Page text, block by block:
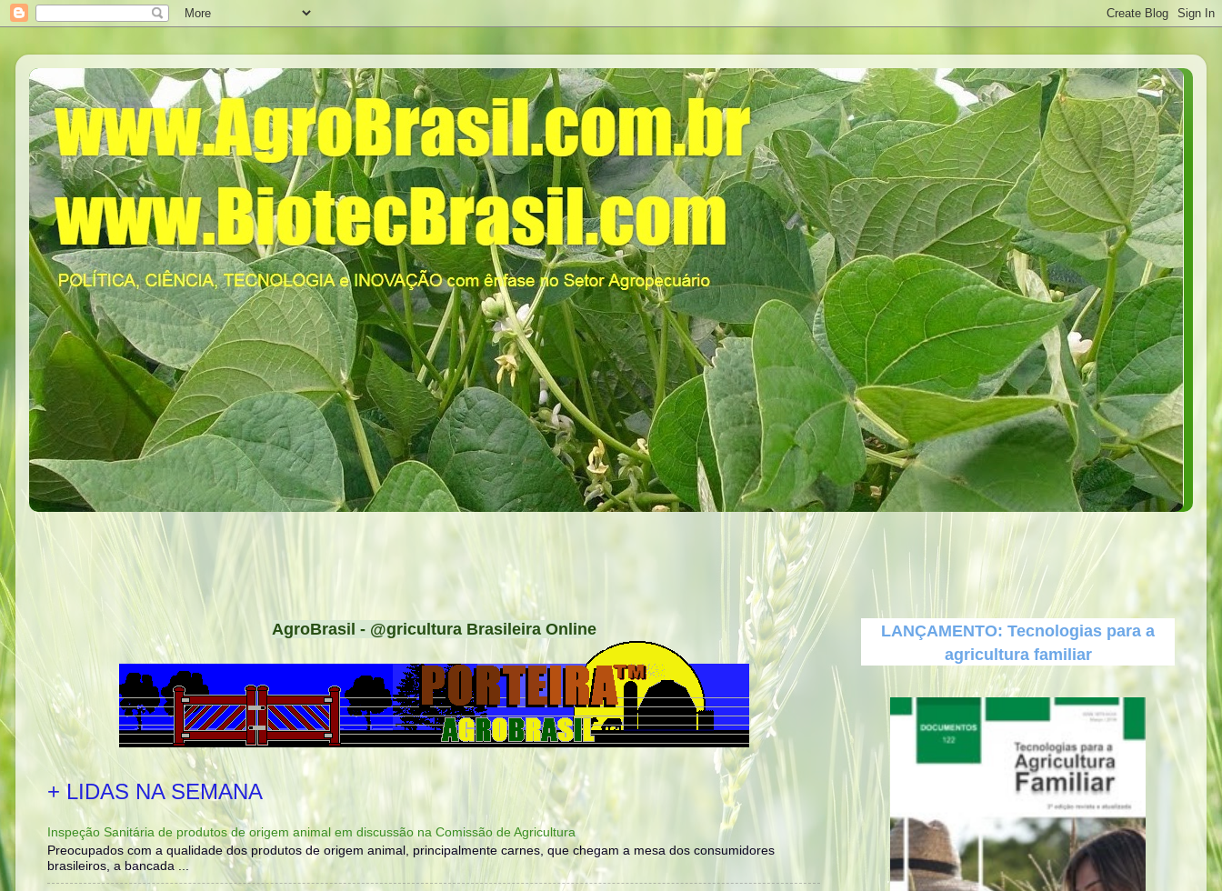
AgroBrasil - @gricultura Brasileira Online
+ LIDAS NA SEMANA
Inspeção Sanitária de produtos de origem animal em discussão na Comissão de Agricultura
Preocupados com a qualidade dos produtos de origem animal, principalmente carnes, que chegam a mesa dos consumidores
brasileiros, a bancada ...
LANÇAMENTO: Tecnologias para a
agricultura familiar